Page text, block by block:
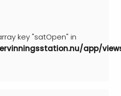
key "satOpen" in
app/